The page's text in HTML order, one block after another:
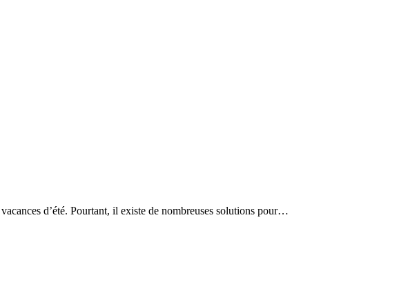
d’été. Pourtant, il existe de nombreuses solutions pour…